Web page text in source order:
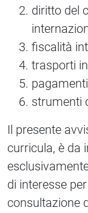
diritto del
fiscalità
trasporti
strumenti
Il presente
curricula, è da
di interesse
consultazione